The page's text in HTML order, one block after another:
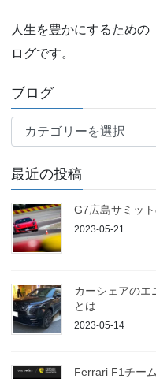
人生を豊かにするため
ログです。
ブログ
ロ
最近の投稿
G7広島サミッ
2023-05-21
カーシェアのエ
とは
2023-05-14
Ferrari F1チー